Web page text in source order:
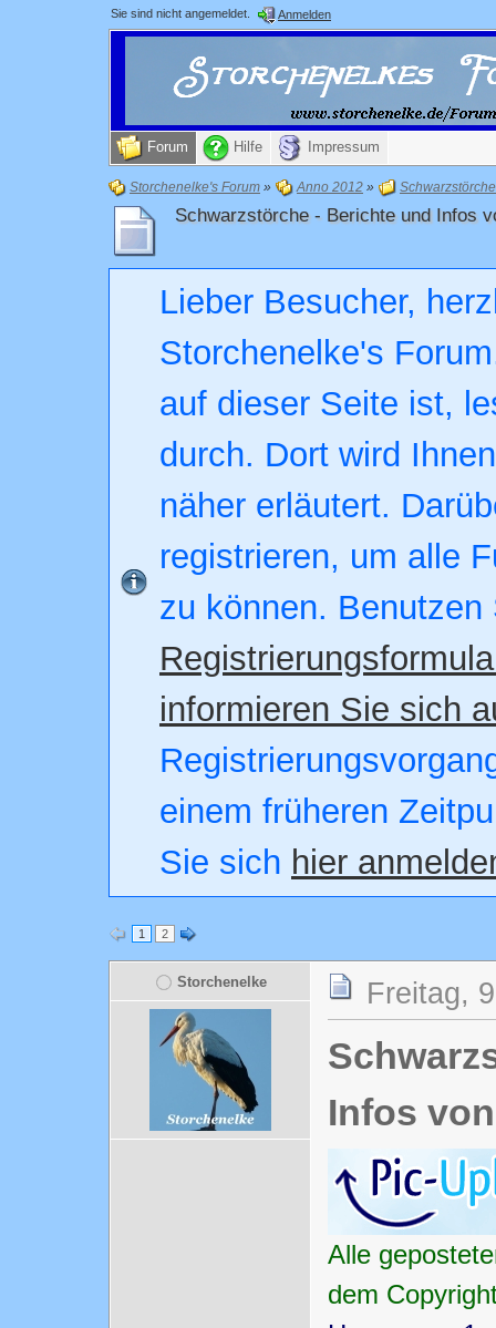
Sie sind nicht angemeldet. Anmelden
Forum Hilfe Impressum
Storchenelke's Forum » Anno 2012 »
Schwarzstörche - Berichte und Infos
Lieber Besucher,
Storchenelke's
auf dieser Seite ist,
durch. Dort wird
näher erläutert.
registrieren, um alle
zu können. Benutzen
informieren Sie sich
einem früheren
Sie sich hier
1 2
Storchenelke Freitag,
Infos
Alle
dem